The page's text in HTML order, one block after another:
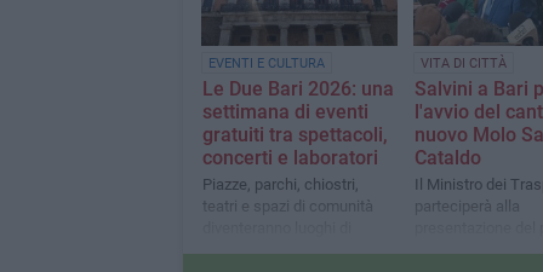
EVENTI E CULTURA
Le Due Bari 2026: una
settimana di eventi
gratuiti tra spettacoli,
concerti e laboratori
Piazze, parchi, chiostri,
teatri e spazi di comunità
incontro e partecipazione
VITA DI CITTÀ
Salvini a Bari
l'avvio del
nuovo Molo
Cataldo
Il Ministro dei
parteciperà alla
presentazione del
per le nuove